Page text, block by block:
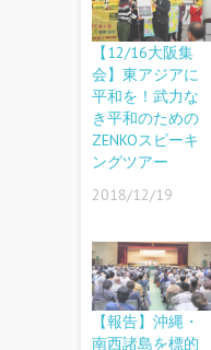
【12/16大阪集
会】東アジアに
平和を！武力な
き平和のための
ZENKOスピーキ
ングツアー
2018/12/19
【報告】沖縄・
南西諸島を標的